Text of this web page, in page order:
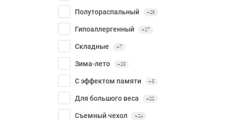
Полутораспальный +26
Гипоаллергенный +27
Складные +7
Зима-лето +25
С эффектом памяти +5
Для большого веса +22
Съемный чехол +24